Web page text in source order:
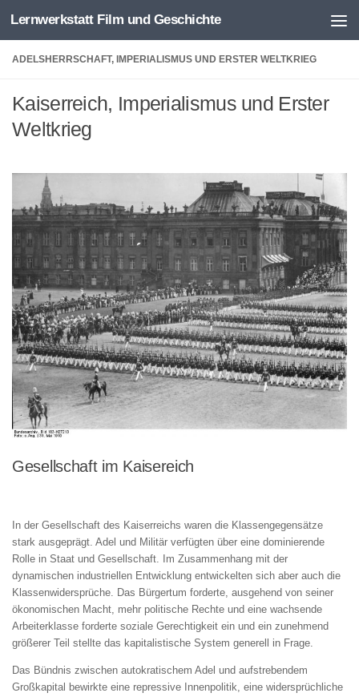
Zum Inhalt springen
Lernwerkstatt Film und Geschichte
ADELSHERRSCHAFT, IMPERIALISMUS UND ERSTER WELTKRIEG
Kaiserreich, Imperialismus und Erster
Weltkrieg
Gesellschaft im Kaisereich
In der Gesellschaft des Kaiserreichs waren die Klassengegensätze
stark ausgeprägt. Adel und Militär verfügten über eine dominierende
Rolle in Staat und Gesellschaft. Im Zusammenhang mit der
dynamischen industriellen Entwicklung entwickelten sich aber auch die
Klassenwidersprüche. Das Bürgertum forderte, ausgehend von seiner
ökonomischen Macht, mehr politische Rechte und eine wachsende
Arbeiterklasse forderte soziale Gerechtigkeit ein und ein zunehmend
größerer Teil stellte das kapitalistische System generell in Frage.
Das Bündnis zwischen autokratischem Adel und aufstrebendem
Großkapital bewirkte eine repressive Innenpolitik, eine widersprüchliche